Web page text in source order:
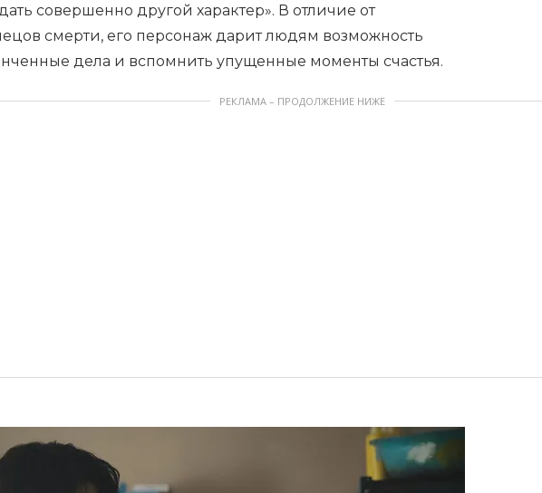
совершенно другой характер». В отличие от
смерти, его персонаж дарит людям возможность
дела и вспомнить упущенные моменты счастья.
РЕКЛАМА – ПРОДОЛЖЕНИЕ НИЖЕ